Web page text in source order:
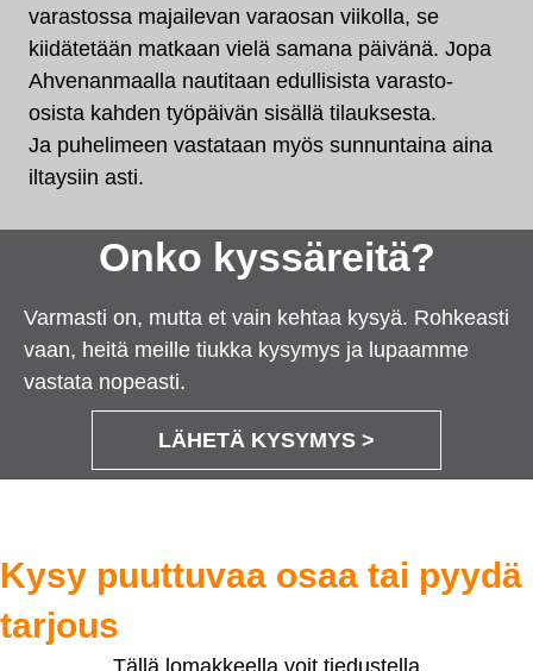
varastossa majailevan varaosan viikolla, se
kiidätetään matkaan vielä samana päivänä. Jopa
Ahvenanmaalla nautitaan edullisista varasto-
osista kahden työpäivän sisällä tilauksesta.
Ja puhelimeen vastataan myös sunnuntaina aina
iltaysiin asti.
Onko kyssäreitä?
Varmasti on, mutta et vain kehtaa kysyä. Rohkeasti
vaan, heitä meille tiukka kysymys ja lupaamme
vastata nopeasti.
LÄHETÄ KYSYMYS >
Kysy puuttuvaa osaa tai pyydä
tarjous